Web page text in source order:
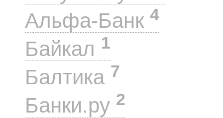
Альфа-Банк 4
Байкал 1
Балтика 7
Банки.ру 2